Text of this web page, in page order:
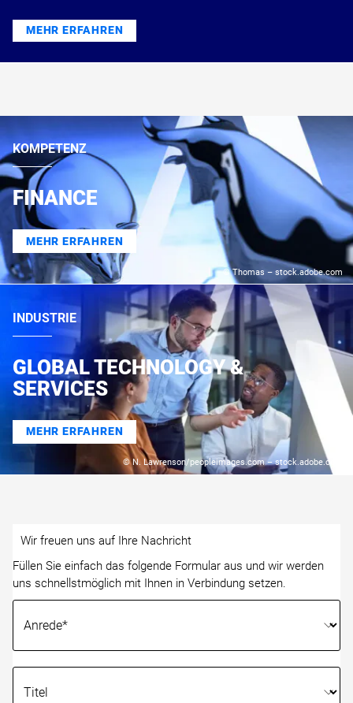
MEHR ERFAHREN
© Thomas – stock.adobe.com
KOMPETENZ
FINANCE
MEHR ERFAHREN
© N. Lawrenson/peopleimages.com – stock.adobe.com
INDUSTRIE
GLOBAL TECHNOLOGY &
SERVICES
MEHR ERFAHREN
Wir freuen uns auf Ihre Nachricht
Füllen Sie einfach das folgende Formular aus und wir werden
uns schnellstmöglich mit Ihnen in Verbindung setzen.